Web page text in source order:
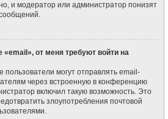
и модератор или администратор понизят
от меня требуют войти на
пользователи могут отправлять email-
через встроенную в конференцию
включил такую возможность. Это
злоупотребления почтовой